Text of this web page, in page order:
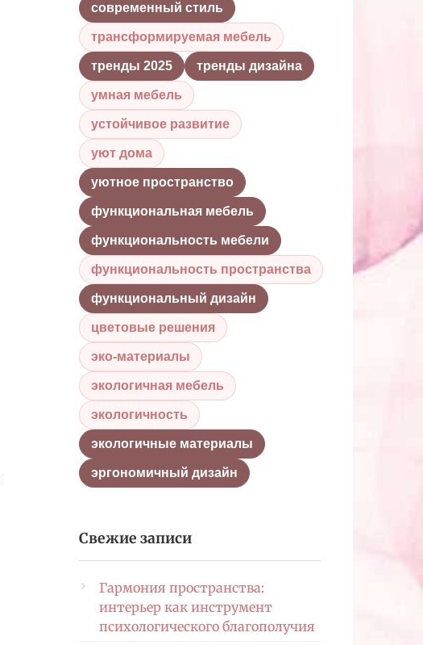
современный стиль
трансформируемая мебель
тренды 2025 тренды дизайна
умная мебель
устойчивое развитие
уют дома
уютное пространство
функциональная мебель
функциональность мебели
функциональность пространства
функциональный дизайн
цветовые решения
эко-материалы
экологичная мебель
экологичность
экологичные материалы
эргономичный дизайн
Свежие записи
Гармония пространства:
интерьер как инструмент
психологического благополучия